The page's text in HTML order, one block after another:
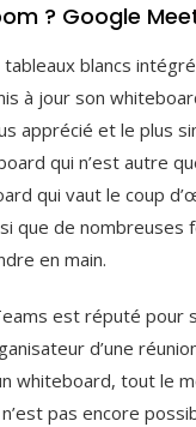
? Google
tableaux blancs
à jour son
apprécié et le plus
qui n’est autre
qui vaut le coup
que de nombreuses
en main.
est réputé pour
d’une
whiteboard, tout le
pas encore